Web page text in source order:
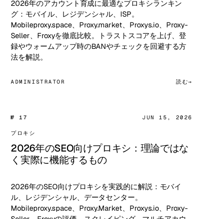
2026年のアカウント育成に最適なプロキシランキン
グ：モバイル、レジデンシャル、ISP。
Mobileproxy.space、Proxy.market、Proxys.io、Proxy-
Seller、Froxyを徹底比較。トラストスコアを上げ、登
録やウォームアップ時のBANやチェックを回避する方
法を解説。
ADMINISTRATOR 読む
№ 17 JUN 15, 2026
プロキシ
2026年のSEO向けプロキシ：理論ではな
く実際に機能するもの
2026年のSEO向けプロキシを実践的に解説：モバイ
ル、レジデンシャル、データセンター。
Mobileproxy.space、Proxy.Market、Proxys.io、Proxy-